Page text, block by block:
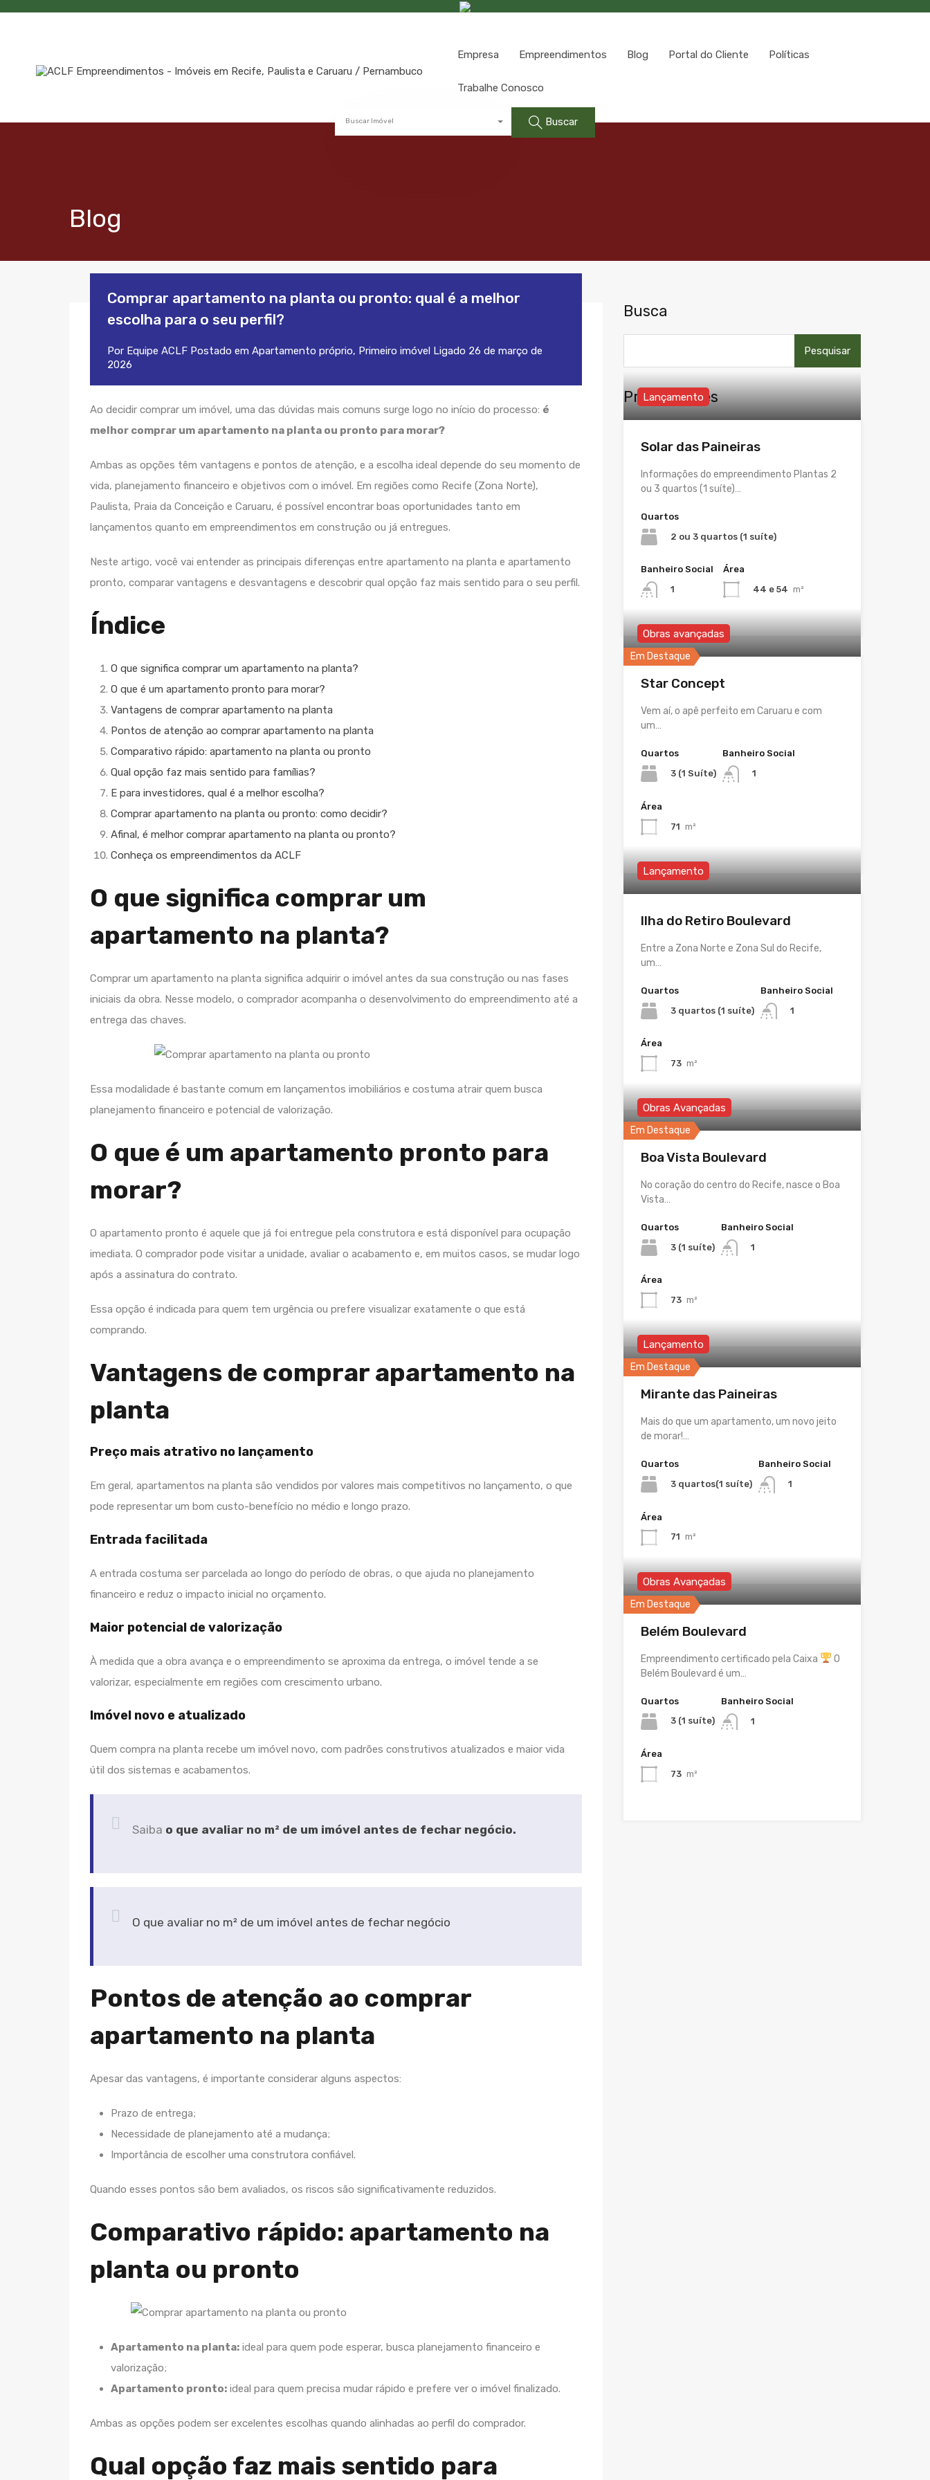
Empresa Empreendimentos Blog Portal do Cliente Políticas
Trabalhe Conosco
Buscar Imóvel Buscar
Blog
Comprar apartamento na planta ou pronto: qual é a melhor
escolha para o seu perfil?
Por Equipe ACLF Postado em Apartamento próprio, Primeiro imóvel Ligado 26 de março de
2026
Ao decidir comprar um imóvel, uma das dúvidas mais comuns surge logo no início do processo: é
melhor comprar um apartamento na planta ou pronto para morar?
Ambas as opções têm vantagens e pontos de atenção, e a escolha ideal depende do seu momento de
vida, planejamento financeiro e objetivos com o imóvel. Em regiões como Recife (Zona Norte),
Paulista, Praia da Conceição e Caruaru, é possível encontrar boas oportunidades tanto em
lançamentos quanto em empreendimentos em construção ou já entregues.
Neste artigo, você vai entender as principais diferenças entre apartamento na planta e apartamento
pronto, comparar vantagens e desvantagens e descobrir qual opção faz mais sentido para o seu perfil.
Índice
O que significa comprar um apartamento na planta?
O que é um apartamento pronto para morar?
Vantagens de comprar apartamento na planta
Pontos de atenção ao comprar apartamento na planta
Comparativo rápido: apartamento na planta ou pronto
Qual opção faz mais sentido para famílias?
E para investidores, qual é a melhor escolha?
Comprar apartamento na planta ou pronto: como decidir?
Afinal, é melhor comprar apartamento na planta ou pronto?
Conheça os empreendimentos da ACLF
O que significa comprar um
apartamento na planta?
Comprar um apartamento na planta significa adquirir o imóvel antes da sua construção ou nas fases
iniciais da obra. Nesse modelo, o comprador acompanha o desenvolvimento do empreendimento até a
entrega das chaves.
Essa modalidade é bastante comum em lançamentos imobiliários e costuma atrair quem busca
planejamento financeiro e potencial de valorização.
O que é um apartamento pronto para
morar?
O apartamento pronto é aquele que já foi entregue pela construtora e está disponível para ocupação
imediata. O comprador pode visitar a unidade, avaliar o acabamento e, em muitos casos, se mudar logo
após a assinatura do contrato.
Essa opção é indicada para quem tem urgência ou prefere visualizar exatamente o que está
comprando.
Vantagens de comprar apartamento na
planta
Preço mais atrativo no lançamento
Em geral, apartamentos na planta são vendidos por valores mais competitivos no lançamento, o que
pode representar um bom custo-benefício no médio e longo prazo.
Entrada facilitada
A entrada costuma ser parcelada ao longo do período de obras, o que ajuda no planejamento
financeiro e reduz o impacto inicial no orçamento.
Maior potencial de valorização
À medida que a obra avança e o empreendimento se aproxima da entrega, o imóvel tende a se
valorizar, especialmente em regiões com crescimento urbano.
Imóvel novo e atualizado
Quem compra na planta recebe um imóvel novo, com padrões construtivos atualizados e maior vida
útil dos sistemas e acabamentos.
Saiba o que avaliar no m² de um imóvel antes de fechar negócio.
O que avaliar no m² de um imóvel antes de fechar negócio
Pontos de atenção ao comprar
apartamento na planta
Apesar das vantagens, é importante considerar alguns aspectos:
Prazo de entrega;
Necessidade de planejamento até a mudança;
Importância de escolher uma construtora confiável.
Quando esses pontos são bem avaliados, os riscos são significativamente reduzidos.
Comparativo rápido: apartamento na
planta ou pronto
Apartamento na planta: ideal para quem pode esperar, busca planejamento financeiro e
valorização;
Apartamento pronto: ideal para quem precisa mudar rápido e prefere ver o imóvel finalizado.
Ambas as opções podem ser excelentes escolhas quando alinhadas ao perfil do comprador.
Qual opção faz mais sentido para
Busca
por:
Propriedades
Lançamento
Solar das Paineiras
Informações do empreendimento Plantas 2
ou 3 quartos (1 suíte)…
Quartos
2 ou 3 quartos (1 suíte)
Banheiro Social
1
Área
44 e 54 m²
Em Destaque
Obras avançadas
Star Concept
Vem aí, o apê perfeito em Caruaru e com
um…
Quartos
3 (1 Suíte)
Banheiro Social
1
Área
71 m²
Lançamento
Ilha do Retiro Boulevard
Entre a Zona Norte e Zona Sul do Recife,
um…
Quartos
3 quartos (1 suíte)
Banheiro Social
1
Área
73 m²
Em Destaque
Obras Avançadas
Boa Vista Boulevard
No coração do centro do Recife, nasce o Boa
Vista…
Quartos
3 (1 suíte)
Banheiro Social
1
Área
73 m²
Em Destaque
Lançamento
Mirante das Paineiras
Mais do que um apartamento, um novo jeito
de morar!…
Quartos
3 quartos(1 suíte)
Banheiro Social
1
Área
71 m²
Em Destaque
Obras Avançadas
Belém Boulevard
Empreendimento certificado pela Caixa
O
Belém Boulevard é um…
Quartos
3 (1 suíte)
Banheiro Social
1
Área
73 m²